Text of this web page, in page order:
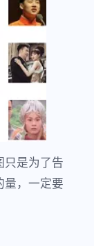
只是为了告
量，一定要